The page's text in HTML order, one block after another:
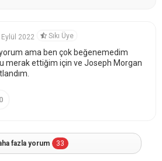
Eylül 2022 Sıkı Üye
ama ben çok beğenemedim
merak ettiğim için ve Joseph Morgan
0
fazla yorum 33